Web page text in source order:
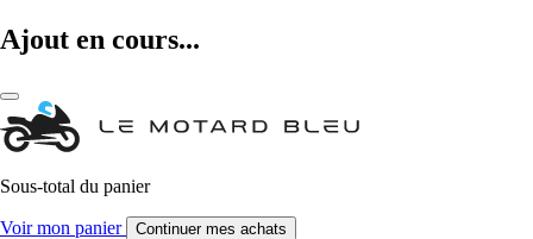
Ajout en cours...
Sous-total du panier
Voir mon panier Continuer mes achats